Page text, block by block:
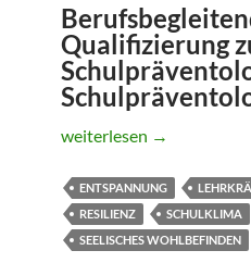
Qualifizierung
Berufsverband der
weiterlesen →
ENTSPANNUNG
RESILIENZ
SCHULKLIMA
SEELISCHES WOHLBEFINDEN